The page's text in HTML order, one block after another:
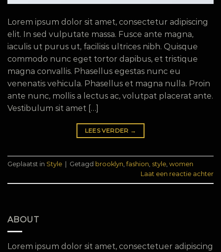
Lorem ipsum dolor sit amet, consectetur adipiscing
elit. In sed vulputate massa. Fusce ante magna,
iaculis ut purus ut, facilisis ultrices nibh. Quisque
commodo nunc eget tortor dapibus, et tristique
magna convallis. Phasellus egestas nunc eu
venenatis vehicula. Phasellus et magna nulla. Proin
ante nunc, mollis a lectus ac, volutpat placerat ante.
Vestibulum sit amet […]
LEES VERDER →
Geplaatst in Style Getagd brooklyn,fashion, style, women
Laat een reactie achter
ABOUT
Lorem ipsum dolor sit amet, consectetuer adipiscing